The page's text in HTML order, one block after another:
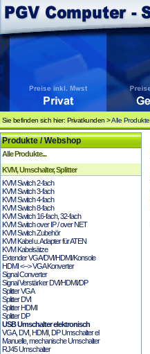
Sie befinden sich hier: Privatkunden >Alle Produkte
Produkte / Webshop
Alle Produkte...
KVM, Umschalter, Splitter
KVM Switch 2-fach
KVM Switch 3-fach
KVM Switch 4-fach
KVM Switch 8-fach
KVM Switch 16-fach, 32-fach
KVM Switch over IP / over NET
KVM Switch Zubehör
KVM Kabel u. Adapter für ATEN
KVM Kabelsätze
Extender VGA/DVI/HDMI/Konsole
HDMI <--> VGA Konverter
Signal Converter
Signal Verstärker DVI/HDMI/DP
Splitter VGA
Splitter DVI
Splitter HDMI
Splitter DP
USB Umschalter elektronisch
VGA, DVI, HDMI, DP Umschalter el
Manuelle, mechanische Umschalter
RJ45 Umschalter